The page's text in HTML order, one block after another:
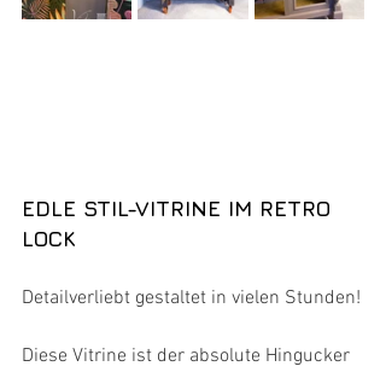
EDLE STIL-VITRINE IM RETRO
LOCK
Detailverliebt gestaltet in vielen Stunden!
Diese Vitrine ist der absolute Hingucker